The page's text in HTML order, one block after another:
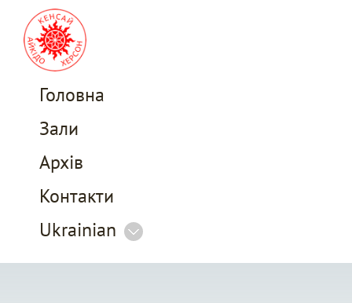
Головна
Зали
Архів
Контакти
Ukrainian